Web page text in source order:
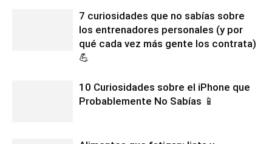
7 curiosidades que no sabías sobre
los entrenadores personales (y por
qué cada vez más gente los contrata)
💪
10 Curiosidades sobre el iPhone que
Probablemente No Sabías 📱